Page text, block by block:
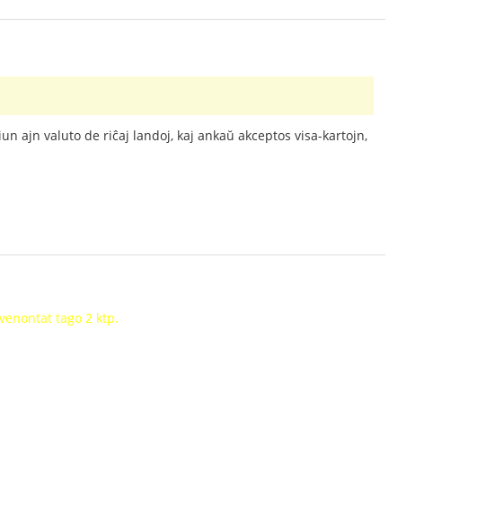
ajn valuto de riĉaj landoj, kaj ankaŭ akceptos visa-kartojn,
tago 2 ktp.